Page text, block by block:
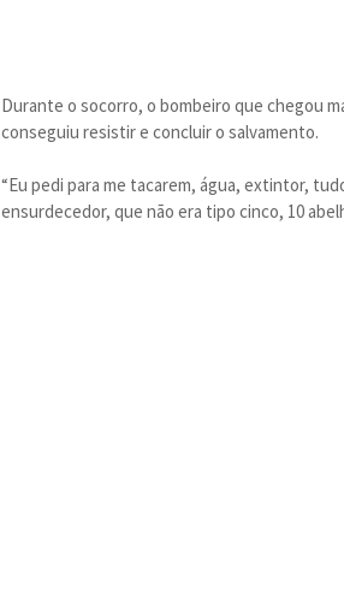
Durante o socorro, o bombeiro que chegou
conseguiu resistir e concluir o salvamento.
“Eu pedi para me tacarem, água, extintor,
ensurdecedor, que não era tipo cinco, 10